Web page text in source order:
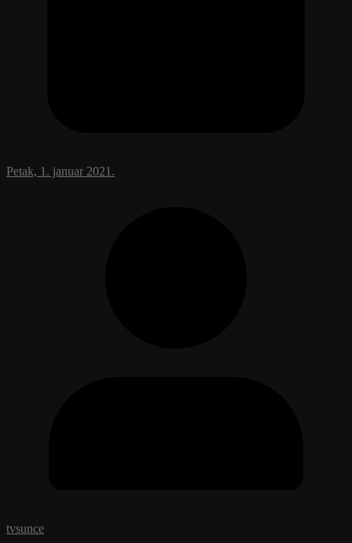
Petak, 1. januar 2021.
tvsunce